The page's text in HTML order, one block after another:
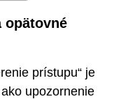
opätovné
prístupu“ je
upozornenie